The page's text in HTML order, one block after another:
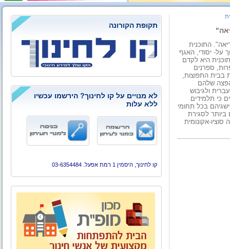
הקריאה". התוכנית
על- יסודי, האגף
היא לקדם
ספרנים
בבית התפוצות,
שלהם
ולגיבוש
כי תלמידים
בכל תחומי
ביותר לסגירת
אקונומית
תקופת הקורונה
לא מנויים על קו לחינוך? הירשמו עכשיו
ללא עלות
קו לחינוך, היסמין 1 רמת אפעל. 03-6354484